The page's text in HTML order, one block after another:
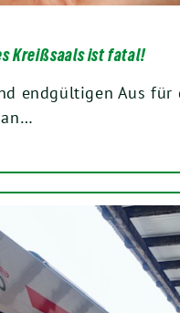
Kreißsaals ist fatal!
endgültigen Aus